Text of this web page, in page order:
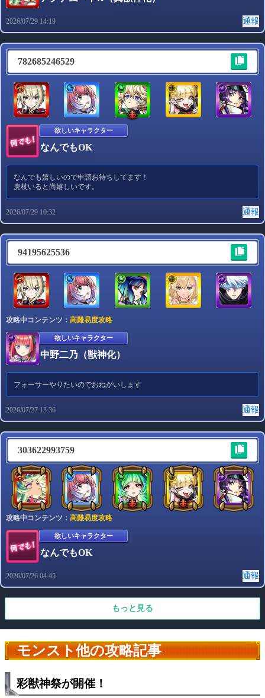
2026/07/29 14:19 通報
782685246529
欲しいキャラクター
なんでもOK
なんでも嬉しいので申請お待ちしてます！
虎杖いると尚嬉しいです。
2026/07/29 10:32 通報
94195625536
攻略中コンテンツ： 高難易度攻略
欲しいキャラクター
中野二乃（獣神化）
フォーサーやりたいのでおねがいします
2026/07/27 13:36 通報
303622993759
攻略中コンテンツ： 高難易度攻略
欲しいキャラクター
なんでもOK
2026/07/26 04:45 通報
もっと見る
モンスト他の攻略記事
彩獣神祭が開催！